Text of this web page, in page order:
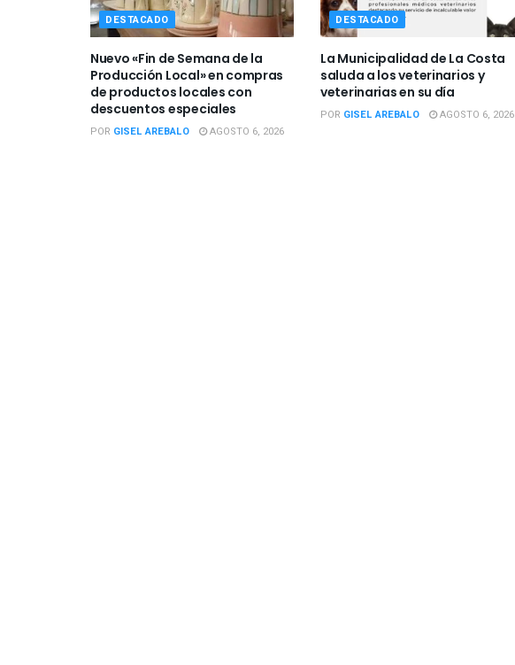
DESTACADO
Nuevo «Fin de Semana de la
Producción Local» en compras
de productos locales con
descuentos especiales
POR GISEL AREBALO AGOSTO 6, 2026
DESTACADO
La Municipalidad de La Costa
saluda a los veterinarios y
veterinarias en su día
POR GISEL AREBALO AGOSTO 6, 2026